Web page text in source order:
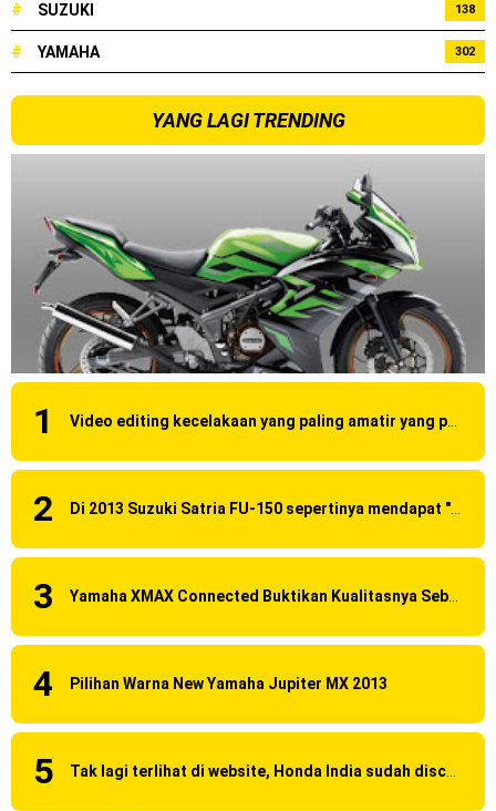
Penampakan tim Red Bull KTM Factory Racing musim 2024 !
MotoGP : Francesco Bagnaia Juara Dunia MotoGP musim
2023 !
MotoGP Amerika : Alex Rins berhasil juara pertama dan
perdana di tim LCR Honda !
Ngabuburide Yamaha Wr 155 R, Para Bikers Menikmati
Indahnya Sore di Kota Medan
ada 2 dikota Medan !
Jumat, 7 Agustus
# SUZUKI 138
# YAMAHA 302
YANG LAGI TRENDING
Pilihan Warna New Yamaha Jupiter MX 2013